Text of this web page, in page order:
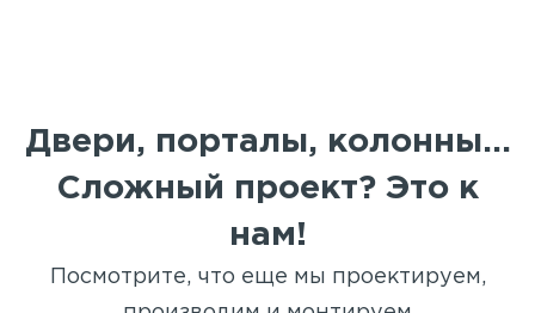
Двери, порталы, колонны...
Сложный проект? Это к
нам!
Посмотрите, что еще мы проектируем,